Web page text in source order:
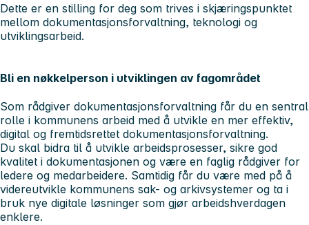
Dette er en stilling for deg som trives i skjæringspunktet
mellom dokumentasjonsforvaltning, teknologi og
utviklingsarbeid.
Bli en nøkkelperson i utviklingen av fagområdet
Som rådgiver dokumentasjonsforvaltning får du en sentral
rolle i kommunens arbeid med å utvikle en mer effektiv,
digital og fremtidsrettet dokumentasjonsforvaltning.
Du skal bidra til å utvikle arbeidsprosesser, sikre god
kvalitet i dokumentasjonen og være en faglig rådgiver for
ledere og medarbeidere. Samtidig får du være med på å
videreutvikle kommunens sak- og arkivsystemer og ta i
bruk nye digitale løsninger som gjør arbeidshverdagen
enklere.